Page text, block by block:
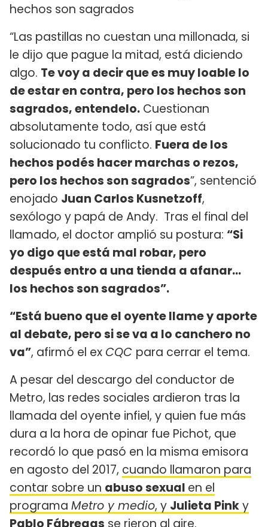
hechos son sagrados
“Las pastillas no cuestan una millonada, si
le dijo que pague la mitad, está diciendo
algo. Te voy a decir que es muy loable lo
de estar en contra, pero los hechos son
sagrados, entendelo. Cuestionan
absolutamente todo, así que está
solucionado tu conflicto. Fuera de los
hechos podés hacer marchas o rezos,
pero los hechos son sagrados”, sentenció
enojado Juan Carlos Kusnetzoff,
sexólogo y papá de Andy. Tras el final del
llamado, el doctor amplió su postura: “Si
yo digo que está mal robar, pero
después entro a una tienda a afanar…
los hechos son sagrados”.
“Está bueno que el oyente llame y aporte
al debate, pero si se va a lo canchero no
va”, afirmó el ex CQC para cerrar el tema.
A pesar del descargo del conductor de
Metro, las redes sociales ardieron tras la
llamada del oyente infiel, y quien fue más
dura a la hora de opinar fue Pichot, que
recordó lo que pasó en la misma emisora
en agosto del 2017, cuando llamaron para
contar sobre un abuso sexual en el
programa Metro y medio, y Julieta Pinky
Pablo Fábregas se rieron al aire.